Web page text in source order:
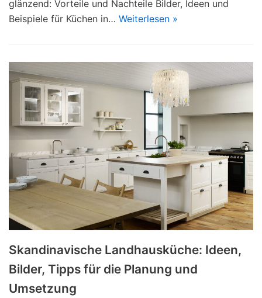
glänzend: Vorteile und Nachteile Bilder, Ideen und
Beispiele für Küchen in… Weiterlesen »
Skandinavische Landhausküche: Ideen,
Bilder, Tipps für die Planung und
Umsetzung